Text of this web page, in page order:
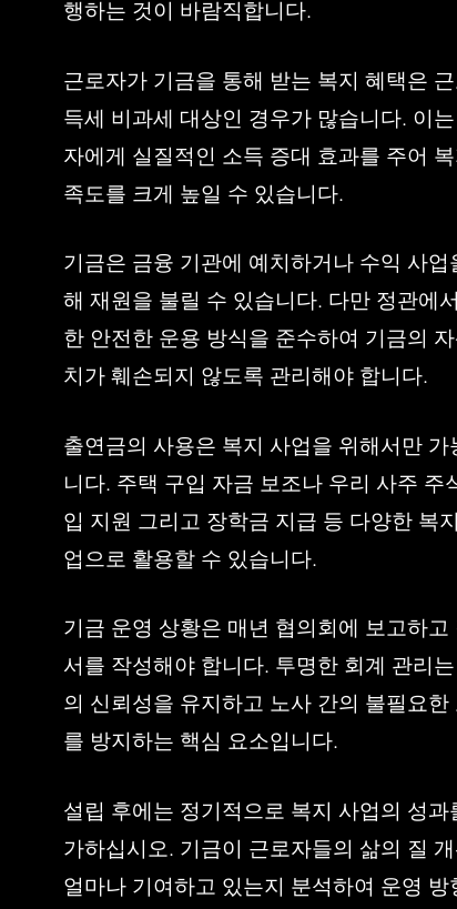
행하는 것이 바람직합니다.
근로자가 기금을 통해 받는 복지 혜택은
득세 비과세 대상인 경우가 많습니다. 이
자에게 실질적인 소득 증대 효과를 주어
족도를 크게 높일 수 있습니다.
기금은 금융 기관에 예치하거나 수익 사업
해 재원을 불릴 수 있습니다. 다만 정관에
한 안전한 운용 방식을 준수하여 기금의
치가 훼손되지 않도록 관리해야 합니다.
출연금의 사용은 복지 사업을 위해서만 가
니다. 주택 구입 자금 보조나 우리 사주 주
입 지원 그리고 장학금 지급 등 다양한 복
업으로 활용할 수 있습니다.
기금 운영 상황은 매년 협의회에 보고하고
서를 작성해야 합니다. 투명한 회계 관리
의 신뢰성을 유지하고 노사 간의 불필요한
를 방지하는 핵심 요소입니다.
설립 후에는 정기적으로 복지 사업의 성과
가하십시오. 기금이 근로자들의 삶의 질
얼마나 기여하고 있는지 분석하여 운영 방